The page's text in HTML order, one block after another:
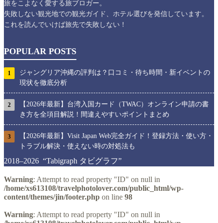
旅をこよなく愛する旅ブロガー。
失敗しない観光地での観光ガイド、ホテル選びを発信しています。
これを読んでいけば旅先で失敗しない！
POPULAR POSTS
1
ジャングリア沖縄の評判は？口コミ・待ち時間・新イベントの
現状を徹底分析
2
【2026年最新】台湾入国カード（TWAC）オンライン申請の書
き方を全項目解説！間違えやすいポイントまとめ
3
【2026年最新】Visit Japan Web完全ガイド！登録方法・使い方・
トラブル解決・使えない時の対処法も
2018–2026 “Tabigraph タビグラフ”
Warning: Attempt to read property "ID" on null in
/home/xs613108/travelphotolover.com/public_html/wp-
content/themes/jin/footer.php on line 98
Warning: Attempt to read property "ID" on null in